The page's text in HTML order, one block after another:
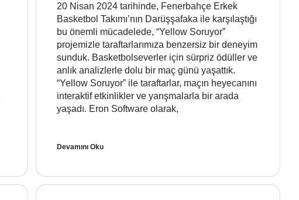
20 Nisan 2024 tarihinde, Fenerbahçe Erkek
Basketbol Takımı’nın Darüşşafaka ile karşılaştığı
bu önemli mücadelede, “Yellow Soruyor”
projemizle taraftarlarımıza benzersiz bir deneyim
sunduk. Basketbolseverler için sürpriz ödüller ve
anlık analizlerle dolu bir maç günü yaşattık.
“Yellow Soruyor” ile taraftarlar, maçın heyecanını
interaktif etkinlikler ve yarışmalarla bir arada
yaşadı. Eron Software olarak,
Devamını Oku